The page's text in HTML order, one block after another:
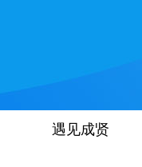
遇见成贤